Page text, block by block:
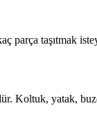
parça taşıtmak
Koltuk, yatak,